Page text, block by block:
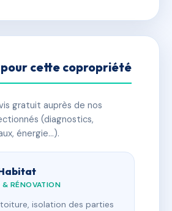
pour cette copropriété
gratuit auprès de nos
(diagnostics,
énergie…).
& RÉNOVATION
isolation des parties